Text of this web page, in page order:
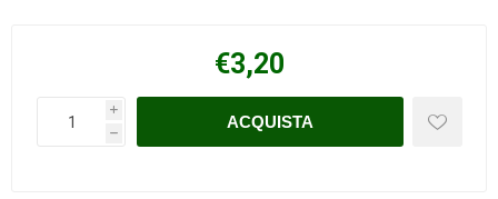
€3,20
i
h